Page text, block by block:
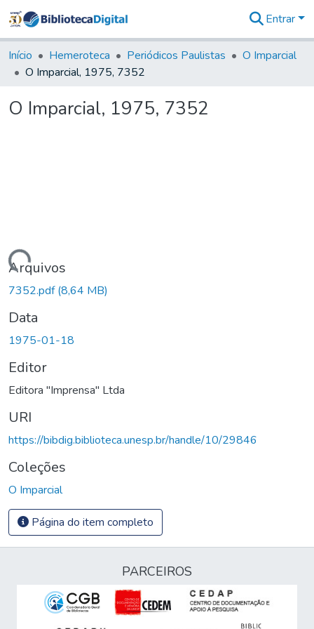
&
Coleções
Tudo na
Digital
Entrar
Início Hemeroteca Periódicos Paulistas
O Imparcial
O Imparcial, 1975, 7352
O Imparcial, 1975, 7352
Carregando...
Arquivos
7352.pdf(8,64 MB)
Data
1975-01-18
Editor
Editora "Imprensa" Ltda
URI
https://bibdig.biblioteca.unesp.br/handle/10/29846
Coleções
O Imparcial
Página do item completo
PARCEIROS